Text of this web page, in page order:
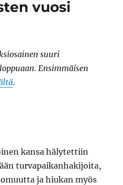
vuosi
suuri
Ensimmäisen
.
kansa hälytettiin
turvapaikanhakijoita,
ja hiukan myös